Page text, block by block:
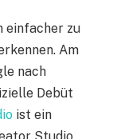
einfacher zu
Am
nach
Debüt
ist ein